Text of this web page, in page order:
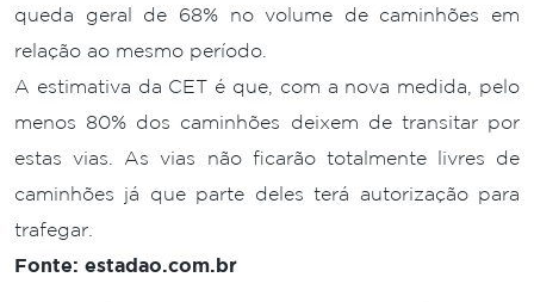
queda geral de 68% no volume de caminhões em
relação ao mesmo período.
A estimativa da CET é que, com a nova medida, pelo
menos 80% dos caminhões deixem de transitar por
estas vias. As vias não ficarão totalmente livres de
caminhões já que parte deles terá autorização para
trafegar.
Fonte: estadao.com.br